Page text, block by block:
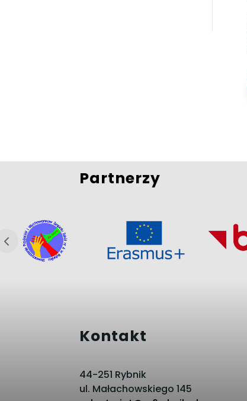
Partnerzy
Kontakt
44-251 Rybnik
ul. Małachowskiego 145